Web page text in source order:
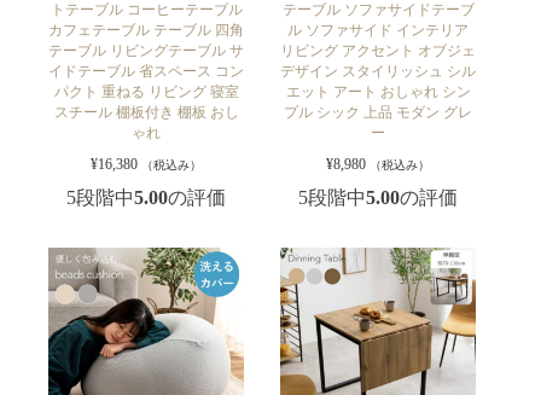
トテーブル コーヒーテーブル
カフェテーブル テーブル 四角
テーブル リビングテーブル サ
イドテーブル 省スペース コン
パクト 重ねる リビング 寝室
スチール 棚板付き 棚板 おし
ゃれ
¥16,380 （税込み）
5段階中5.00の評価
テーブル ソファサイドテーブ
ル ソファサイド インテリア
リビング アクセント オブジェ
デザイン スタイリッシュ シル
エット アート おしゃれ シン
プル シック 上品 モダン グレ
ー
¥8,980 （税込み）
5段階中5.00の評価